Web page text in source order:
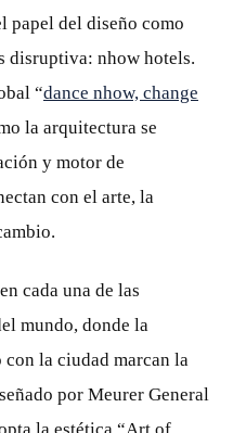
papel del diseño como
disruptiva: nhow hotels.
“dance nhow, change
la arquitectura se
y motor de
con el arte, la
cada una de las
mundo, donde la
la ciudad marcan la
por Meurer General